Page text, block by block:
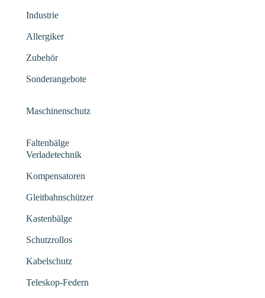
Industrie
Allergiker
Zubehör
Sonderangebote
Maschinenschutz
Faltenbälge
Verladetechnik
Kompensatoren
Gleitbahnschützer
Kastenbälge
Schutzrollos
Kabelschutz
Teleskop-Federn